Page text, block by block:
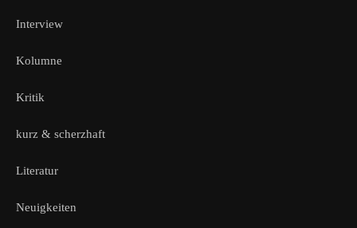
Interview
Kolumne
Kritik
kurz & scherzhaft
Literatur
Neuigkeiten